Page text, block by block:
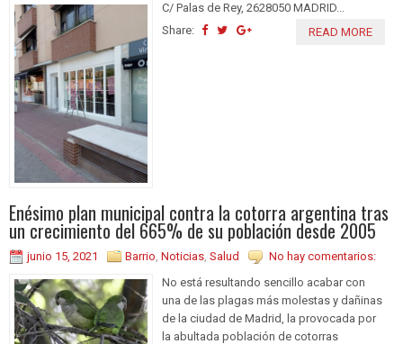
C/ Palas de Rey, 2628050 MADRID...
Share:
READ MORE
Enésimo plan municipal contra la cotorra argentina tras
un crecimiento del 665% de su población desde 2005
junio 15, 2021 Barrio Noticias Salud
No hay comentarios:
No está resultando sencillo acabar con
una de las plagas más molestas y dañinas
de la ciudad de Madrid, la provocada por
la abultada población de cotorras